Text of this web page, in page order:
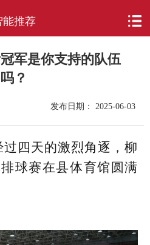
能推荐
军是你支持的队伍
吗？
发布日期： 2025-06-03
四天的激烈角逐，柳
球赛在县体育馆圆满